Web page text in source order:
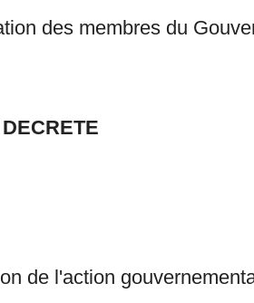
des membres du
DECRETE
de l'action